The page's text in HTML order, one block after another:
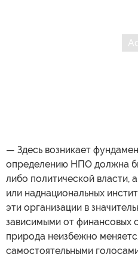
— Здесь возникает
определению НПО должна
либо политической власти,
или наднациональных
эти организации в
зависимыми от финансовых
природа неизбежно
самостоятельными